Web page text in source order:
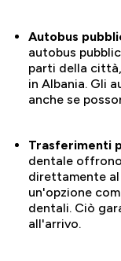
Autobus
autobus
parti della
in Albania. Gli
anche se
Trasferimenti
dentale
direttamente
un'opzione
dentali. Ciò
all'arrivo.